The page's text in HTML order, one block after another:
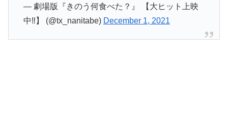
— 劇場版『きのう何食べた？』 【大ヒット上映
中‼︎】 (@tx_nanitabe) December 1, 2021